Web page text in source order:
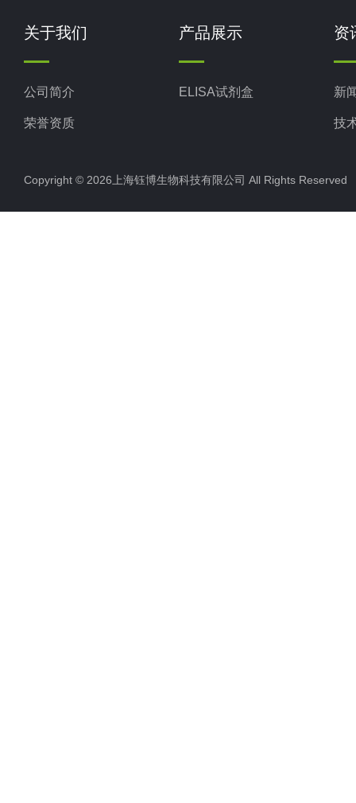
关于我们
公司简介
荣誉资质
产品展示
ELISA试剂盒
资
新
技
Copyright © 2026上海钰博生物科技有限公司 All Rights